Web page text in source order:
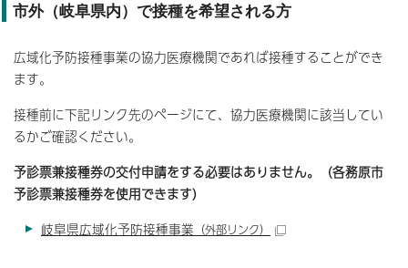
市外（岐阜県内）で接種を希望される方
広域化予防接種事業の協力医療機関であれば接種することができ
ます。
接種前に下記リンク先のページにて、協力医療機関に該当してい
るかご確認ください。
予診票兼接種券の交付申請をする必要はありません。（各務原市
予診票兼接種券を使用できます）
岐阜県広域化予防接種事業 （外部リンク）